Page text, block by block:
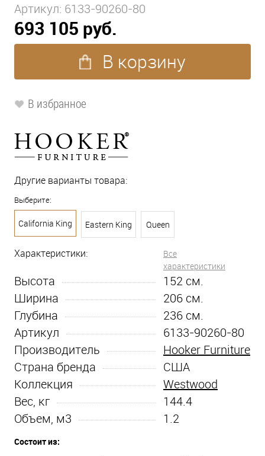
Артикул: 6133-90260-80
693 105 руб.
В корзину
В избранное
Другие варианты товара:
Выберите:
California King Eastern King Queen
Характеристики:
Все
характеристики
Высота 152 см.
Ширина
206 см.
Глубина
236 см.
Артикул
6133-90260-80
Производитель
Hooker Furniture
Страна бренда
США
Коллекция
Westwood
Вес, кг
144.4
Объем, м3
1.2
Состоит из: